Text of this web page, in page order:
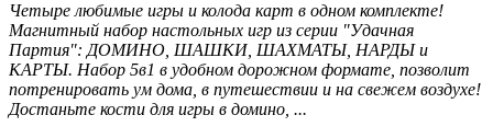
Четыре любимые игры и колода карт в одном комплекте!
Магнитный набор настольных игр из серии "Удачная
Партия": ДОМИНО, ШАШКИ, ШАХМАТЫ, НАРДЫ и
КАРТЫ. Набор 5в1 в удобном дорожном формате, позволит
потренировать ум дома, в путешествии и на свежем воздухе!
Достаньте кости для игры в домино, ...